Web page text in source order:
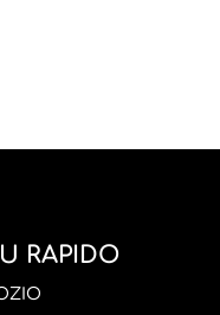
RAPIDO